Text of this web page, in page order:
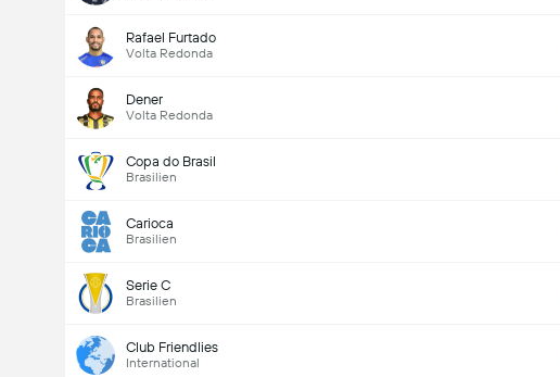
Rafael Furtado
Volta Redonda
Dener
Volta Redonda
Copa do Brasil
Brasilien
Carioca
Brasilien
Serie C
Brasilien
Club Friendlies
International